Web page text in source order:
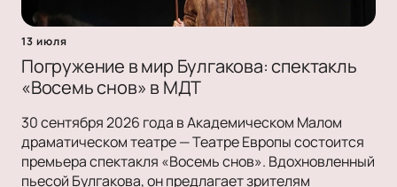
13 июля
Погружение в мир Булгакова: спектакль
«Восемь снов» в МДТ
30 сентября 2026 года в Академическом Малом
драматическом театре — Театре Европы состоится
премьера спектакля «Восемь снов». Вдохновленный
пьесой Булгакова, он предлагает зрителям